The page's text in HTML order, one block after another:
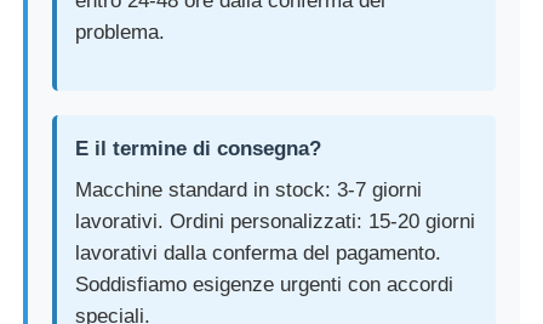
problema.
E il termine di consegna?
Macchine standard in stock: 3-7 giorni
lavorativi. Ordini personalizzati: 15-20 giorni
lavorativi dalla conferma del pagamento.
Soddisfiamo esigenze urgenti con accordi
speciali.